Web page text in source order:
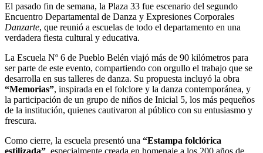
El pasado fin de semana, la Plaza 33 fue escenario del segundo
Encuentro Departamental de Danza y Expresiones Corporales
Danzarte, que reunió a escuelas de todo el departamento en una
verdadera fiesta cultural y educativa.
La Escuela Nº 6 de Pueblo Belén viajó más de 90 kilómetros para
ser parte de este evento, compartiendo con orgullo el trabajo que se
desarrolla en sus talleres de danza. Su propuesta incluyó la obra
“Memorias”, inspirada en el folclore y la danza contemporánea, y
la participación de un grupo de niños de Inicial 5, los más pequeños
de la institución, quienes cautivaron al público con su entusiasmo y
frescura.
Como cierre, la escuela presentó una “Estampa folclórica
estilizada”, especialmente creada en homenaje a los 200 años de